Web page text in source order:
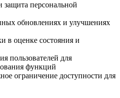
персональной
обновлениях и улучшениях
в оценке состояния и
пользователей для
функций
ограничение доступности для